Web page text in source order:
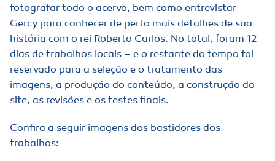
fotografar todo o acervo, bem como entrevistar
Gercy para conhecer de perto mais detalhes de sua
história com o rei Roberto Carlos. No total, foram 12
dias de trabalhos locais – e o restante do tempo foi
reservado para a seleção e o tratamento das
imagens, a produção do conteúdo, a construção do
site, as revisões e os testes finais.
Confira a seguir imagens dos bastidores dos
trabalhos: